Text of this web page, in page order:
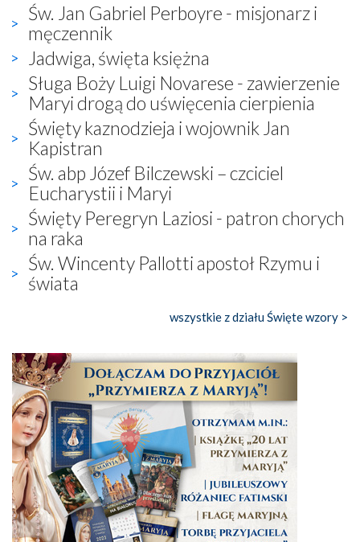
Św. Jan Gabriel Perboyre - misjonarz i
męczennik
Jadwiga, święta księżna
Sługa Boży Luigi Novarese - zawierzenie
Maryi drogą do uświęcenia cierpienia
Święty kaznodzieja i wojownik Jan
Kapistran
Św. abp Józef Bilczewski – czciciel
Eucharystii i Maryi
Święty Peregryn Laziosi - patron chorych
na raka
Św. Wincenty Pallotti apostoł Rzymu i
świata
wszystkie z działu Święte wzory >